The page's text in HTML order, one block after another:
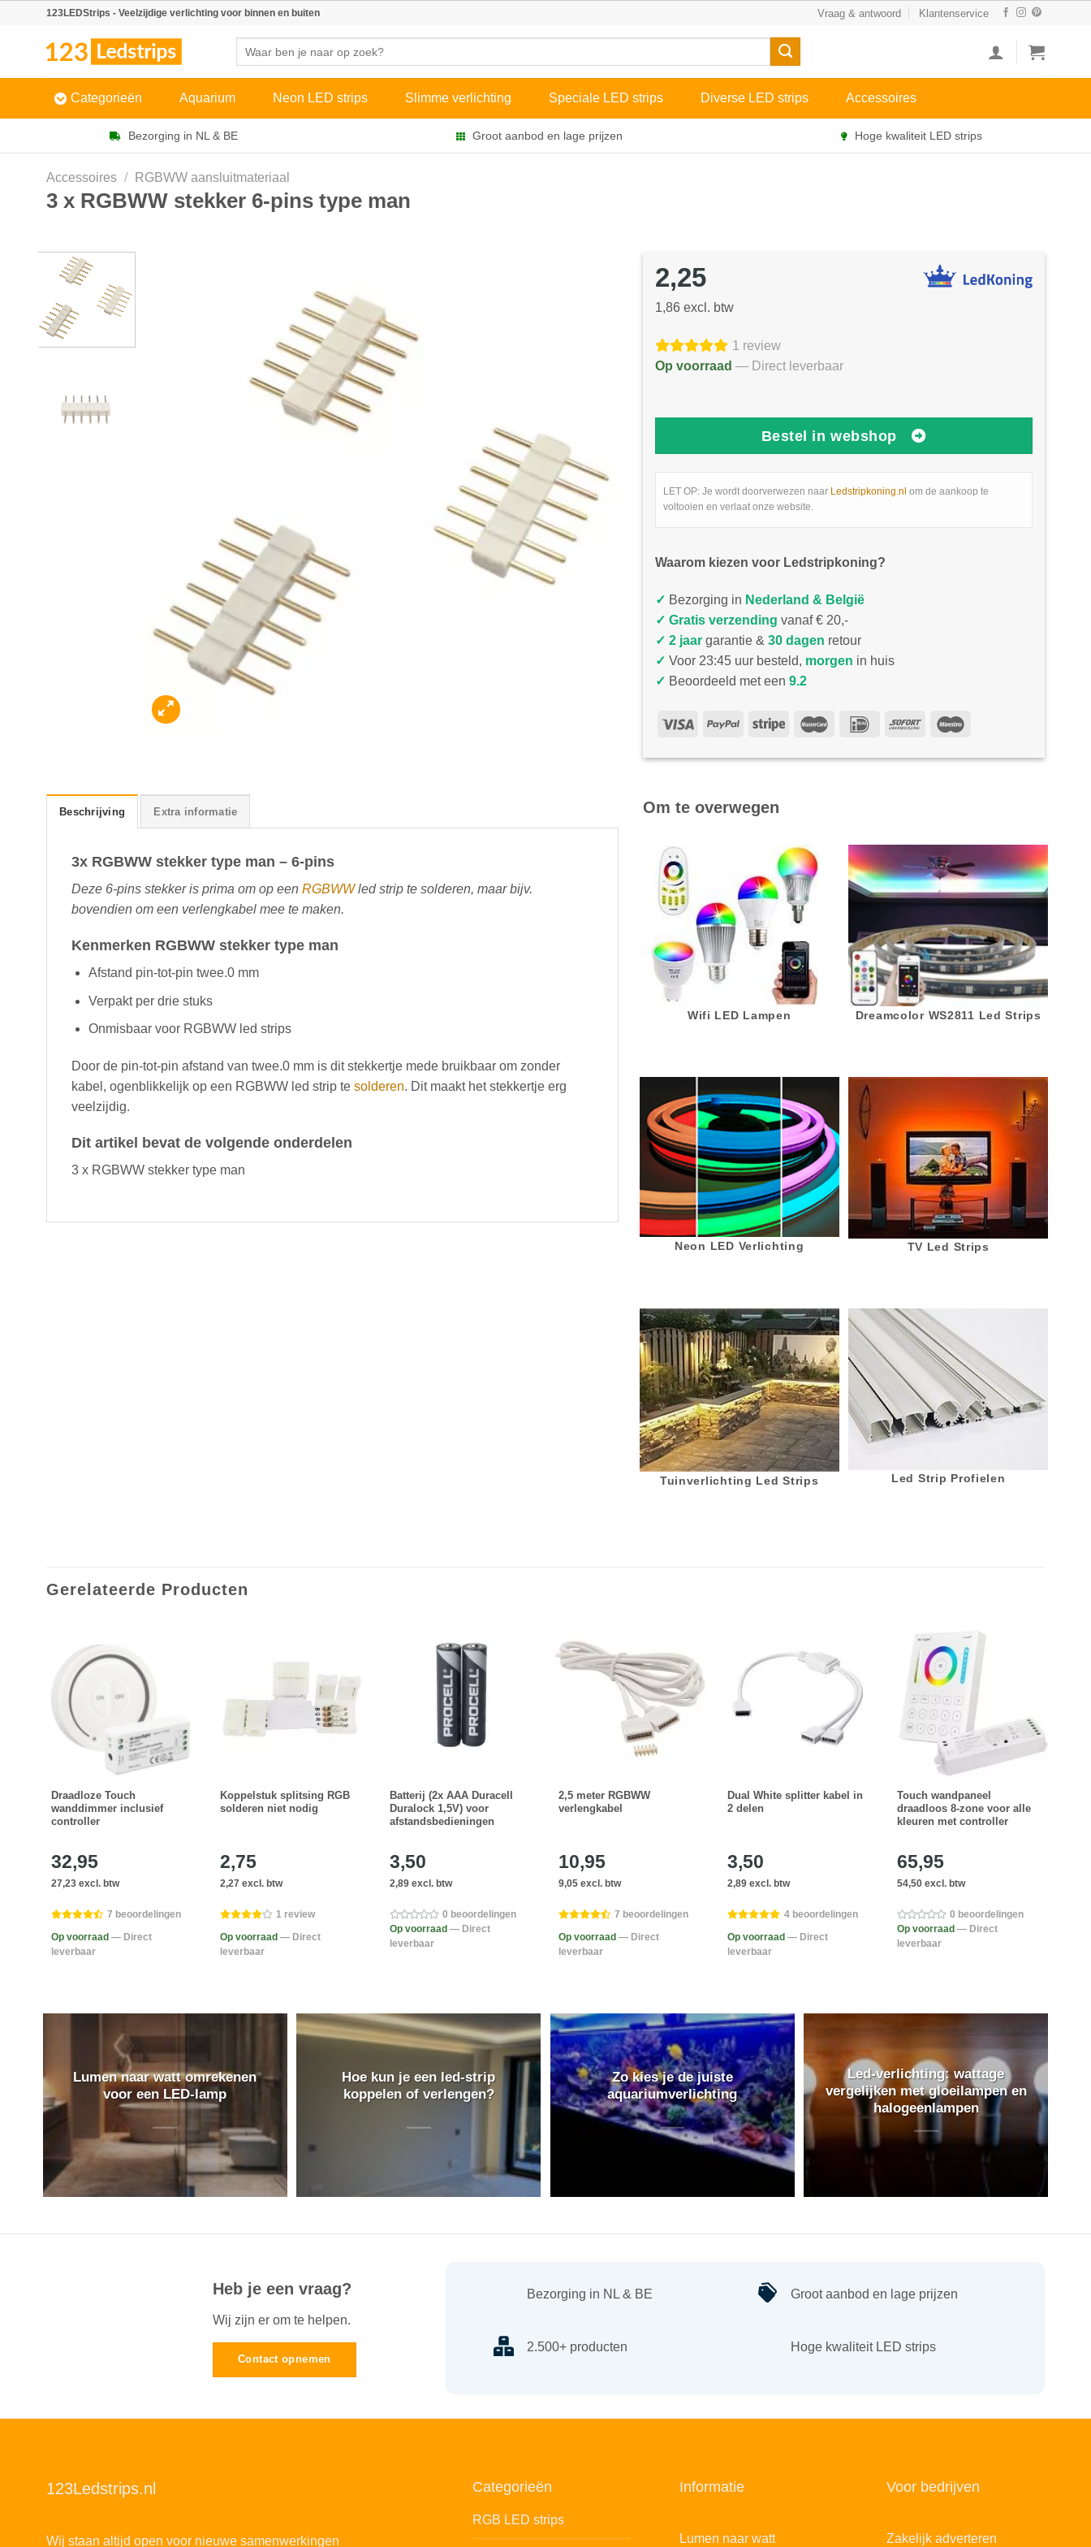
123LEDStrips - Veelzijdige verlichting voor binnen en buiten Vraag & antwoord Klantenservice
Categorieën Aquarium Neon LED strips Slimme verlichting Speciale LED strips Diverse LED strips Accessoires
Bezorging in NL & BE Groot aanbod en lage prijzen Hoge kwaliteit LED strips
Accessoires / RGBWW aansluitmateriaal
3 x RGBWW stekker 6-pins type man
2,25
1,86 excl. btw
1 review
Op voorraad — Direct leverbaar
Bestel in webshop
LET OP: Je wordt doorverwezen naar Ledstripkoning.nl om de aankoop te
voltooien en verlaat onze website.
Waarom kiezen voor Ledstripkoning?
✓ Bezorging in Nederland & België
✓ Gratis verzending vanaf € 20,-
✓ 2 jaar garantie & 30 dagen retour
✓ Voor 23:45 uur besteld, morgen in huis
✓ Beoordeeld met een 9.2
Beschrijving Extra informatie
3x RGBWW stekker type man – 6-pins
Deze 6-pins stekker is prima om op een RGBWWled strip te solderen, maar bijv.
bovendien om een verlengkabel mee te maken.
Kenmerken RGBWW stekker type man
Afstand pin-tot-pin twee.0 mm
Verpakt per drie stuks
Onmisbaar voor RGBWW led strips
Door de pin-tot-pin afstand van twee.0 mm is dit stekkertje mede bruikbaar om zonder
kabel, ogenblikkelijk op een RGBWW led strip te solderen. Dit maakt het stekkertje erg
veelzijdig.
Dit artikel bevat de volgende onderdelen
3 x RGBWW stekker type man
Om te overwegen
Wifi LED Lampen Dreamcolor WS2811 Led Strips
Neon LED Verlichting TV Led Strips
Tuinverlichting Led Strips Led Strip Profielen
Gerelateerde Producten
Draadloze Touch
wanddimmer inclusief
controller
32,95
27,23 excl. btw
7 beoordelingen
Op voorraad — Direct
leverbaar
Koppelstuk splitsing RGB
solderen niet nodig
2,75
2,27 excl. btw
1 review
Op voorraad — Direct
leverbaar
Batterij (2x AAA Duracell
Duralock 1,5V) voor
afstandsbedieningen
3,50
2,89 excl. btw
0 beoordelingen
Op voorraad — Direct
leverbaar
2,5 meter RGBWW
verlengkabel
10,95
9,05 excl. btw
7 beoordelingen
Op voorraad — Direct
leverbaar
Dual White splitter kabel in
2 delen
3,50
2,89 excl. btw
4 beoordelingen
Op voorraad — Direct
leverbaar
Touch wandpaneel
draadloos 8-zone voor alle
kleuren met controller
65,95
54,50 excl. btw
0 beoordelingen
Op voorraad — Direct
leverbaar
Lumen naar watt omrekenen
voor een LED-lamp
Hoe kun je een led-strip
koppelen of verlengen?
Zo kies je de juiste
aquariumverlichting
Led-verlichting: wattage
vergelijken met gloeilampen en
halogeenlampen
Heb je een vraag?
Wij zijn er om te helpen.
Contact opnemen
Bezorging in NL & BE
2.500+ producten
Groot aanbod en lage prijzen
Hoge kwaliteit LED strips
123Ledstrips.nl
Wij staan altijd open voor nieuwe samenwerkingen
Categorieën
RGB LED strips
Informatie
Lumen naar watt
Voor bedrijven
Zakelijk adverteren